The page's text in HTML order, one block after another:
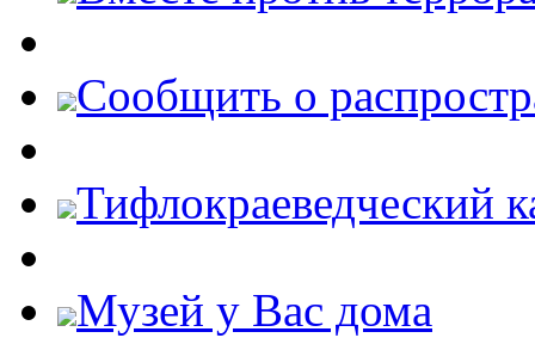
Cообщить о
Тифлокраеведческий
Музей у Вас дома